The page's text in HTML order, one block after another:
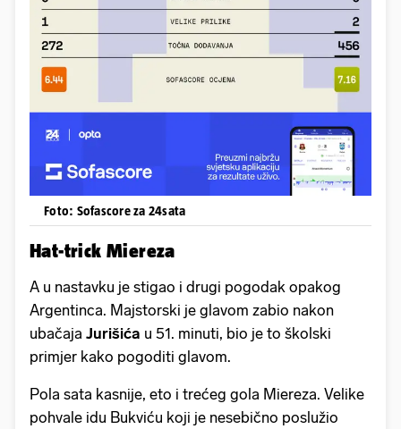
Foto: Sofascore za 24sata
Hat-trick Miereza
A u nastavku je stigao i drugi pogodak opakog
Argentinca. Majstorski je glavom zabio nakon
ubačaja Jurišića u 51. minuti, bio je to školski
primjer kako pogoditi glavom.
Pola sata kasnije, eto i trećeg gola Miereza. Velike
pohvale idu Bukviću koji je nesebično poslužio